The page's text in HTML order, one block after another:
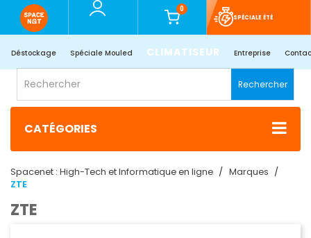
0
SPÉCIALE ÉTÉ
Déstockage Spéciale Mouled CLIMATISEUR Entreprise
Rechercher
CATÉGORIES
Spacenet : High-Tech et Informatique en ligne
Marques
ZTE
ZTE